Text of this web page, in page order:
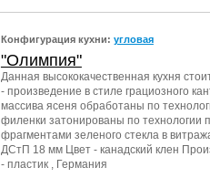
Конфигурация кухни: угловая
"Олимпия"
Данная высококачественная кухня
- произведение в стиле грациозного
массива ясеня обработаны по
филенки затонированы по технологии
фрагментами зеленого стекла в
ДСтП 18 мм Цвет - канадский клен
- пластик , Германия